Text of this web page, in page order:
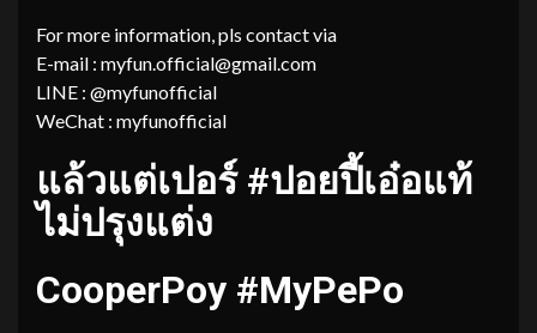
For more information, pls contact via
E-mail : myfun.official@gmail.com
LINE : @myfunofficial
WeChat : myfunofficial
แล้วแต่เปอร์ #ปอยปี้เอ๋อแท้
ไม่ปรุงแต่ง
CooperPoy #MyPePo